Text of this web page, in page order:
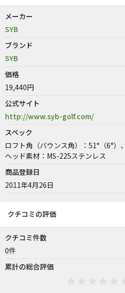
メーカー
SYB
ブランド
SYB
価格
19,440円
公式サイト
http://www.syb-golf.com/
スペック
ロフト角（バウンス角）：51°（6°）
ヘッド素材：MS-225ステンレス
商品登録日
2011年4月26日
クチコミの評価
クチコミ件数
0件
累計の総合評価